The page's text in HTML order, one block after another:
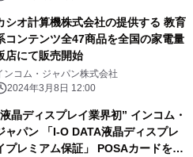
シオ計算機株式会社の提供する 教育
コンテンツ全47商品を全国の家電量
店にて販売開始
ンコム・ジャパン株式会社
2024年3月8日 12:00
晶ディスプレイ業界初” インコム・
ャパン 「I-O DATA液晶ディスプレ
プレミアム保証」 POSAカードを販